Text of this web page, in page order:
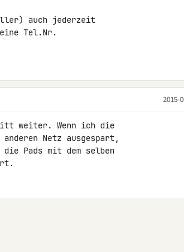
auch jederzeit
eine Tel.Nr.
2015-
weiter. Wenn ich die
Netz ausgespart,
Pads mit dem selben